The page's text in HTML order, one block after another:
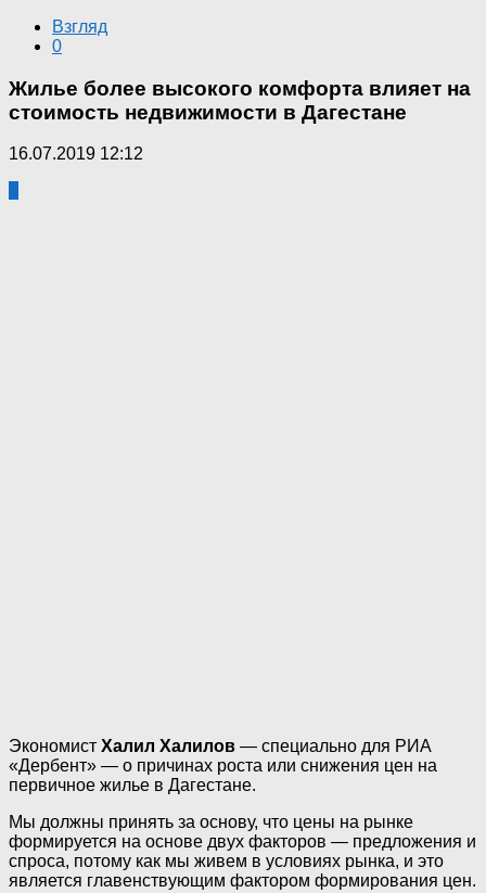
Взгляд
0
Жилье более высокого комфорта влияет на
стоимость недвижимости в Дагестане
16.07.2019 12:12
Экономист Халил Халилов — специально для РИА
«Дербент» — о причинах роста или снижения цен на
первичное жилье в Дагестане.
Мы должны принять за основу, что цены на рынке
формируется на основе двух факторов — предложения и
спроса, потому как мы живем в условиях рынка, и это
является главенствующим фактором формирования цен.